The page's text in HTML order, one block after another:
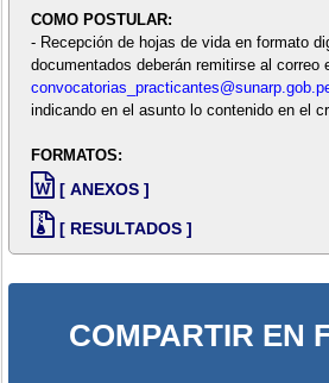
COMO POSTULAR:
- Recepción de hojas de vida en formato
documentados deberán remitirse al correo
indicando en el asunto lo contenido en el
FORMATOS:
[ ANEXOS ]
[ RESULTADOS ]
COMPARTIR EN